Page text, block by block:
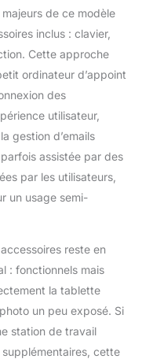
de ce modèle
inclus : clavier,
Cette approche
ordinateur d’appoint
des
utilisateur,
gestion d’emails
assistée par des
par les utilisateurs,
un usage semi-
reste en
: fonctionnels mais
la tablette
un peu exposé. Si
station de travail
cette